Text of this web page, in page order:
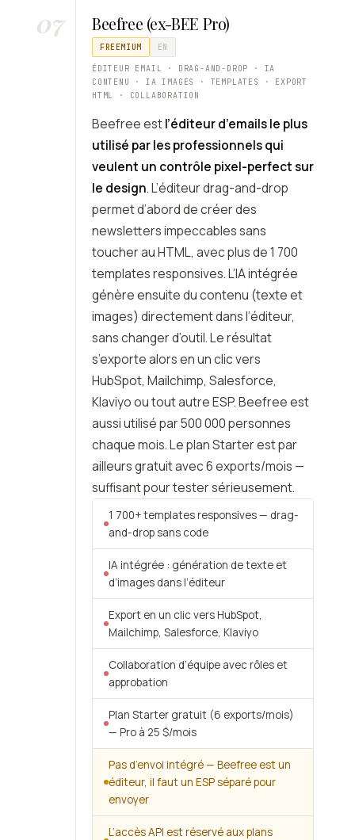
07 Beefree (ex-BEE Pro)
FREEMIUM EN
ÉDITEUR EMAIL · DRAG-AND-DROP · IA
CONTENU · IA IMAGES · TEMPLATES · EXPORT
HTML · COLLABORATION
Beefree estl’éditeur d’emails le plus
utilisé par les professionnels qui
veulent un contrôle pixel-perfect sur
le design. L’éditeur drag-and-drop
permet d’abord de créer des
newsletters impeccables sans
toucher au HTML, avec plus de 1 700
templates responsives. L’IA intégrée
génère ensuite du contenu (texte et
images) directement dans l’éditeur,
sans changer d’outil. Le résultat
s’exporte alors en un clic vers
HubSpot, Mailchimp, Salesforce,
Klaviyo ou tout autre ESP. Beefree est
aussi utilisé par 500 000 personnes
chaque mois. Le plan Starter est par
ailleurs gratuit avec 6 exports/mois —
suffisant pour tester sérieusement.
1 700+ templates responsives — drag-
and-drop sans code
IA intégrée : génération de texte et
d’images dans l’éditeur
Export en un clic vers HubSpot,
Mailchimp, Salesforce, Klaviyo
Collaboration d’équipe avec rôles et
approbation
Plan Starter gratuit (6 exports/mois)
— Pro à 25 $/mois
Pas d’envoi intégré — Beefree est un
éditeur, il faut un ESP séparé pour
envoyer
L’accès API est réservé aux plans